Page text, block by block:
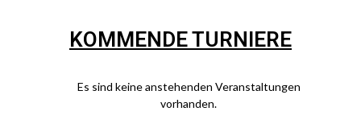
KOMMENDE TURNIERE
Es sind keine anstehenden Veranstaltungen
vorhanden.